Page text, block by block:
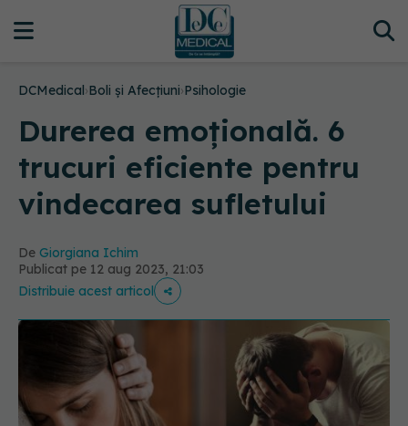
DCMedical›Boli și Afecțiuni›Psihologie
Durerea emoțională. 6
trucuri eficiente pentru
vindecarea sufletului
De Giorgiana Ichim
Publicat pe 12 aug 2023, 21:03
Distribuie acest articol